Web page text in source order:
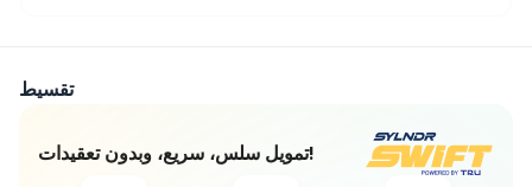
تقسيط
تمويل سلس، سريع، وبدون تعقيدات!